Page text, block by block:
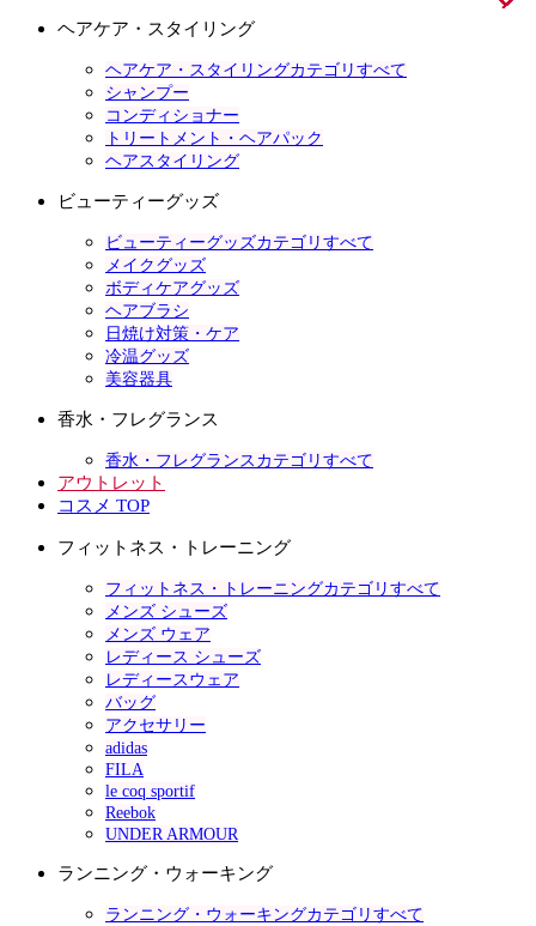
ヘアケア・スタイリング
ヘアケア・スタイリングカテゴリすべて
シャンプー
コンディショナー
トリートメント・ヘアパック
ヘアスタイリング
ビューティーグッズ
ビューティーグッズカテゴリすべて
メイクグッズ
ボディケアグッズ
ヘアブラシ
日焼け対策・ケア
冷温グッズ
美容器具
香水・フレグランス
香水・フレグランスカテゴリすべて
アウトレット
コスメ TOP
フィットネス・トレーニング
フィットネス・トレーニングカテゴリすべて
メンズ シューズ
メンズ ウェア
レディース シューズ
レディースウェア
バッグ
アクセサリー
adidas
FILA
le coq sportif
Reebok
UNDER ARMOUR
ランニング・ウォーキング
ランニング・ウォーキングカテゴリすべて